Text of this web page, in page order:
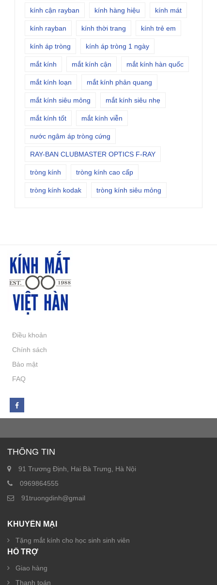
kính cận rayban kính hàng hiệu kính mát
kính rayban kính thời trang kính trẻ em
kính áp tròng kính áp tròng 1 ngày
mắt kính mắt kính cận mắt kính hàn quốc
mắt kính loạn mắt kính phản quang
mắt kính siêu mỏng mắt kính siêu nhẹ
mắt kính tốt mắt kính viễn
nước ngâm áp tròng cứng
RAY-BAN CLUBMASTER OPTICS F-RAY
tròng kính tròng kính cao cấp
tròng kính kodak tròng kính siêu mỏng
Điều khoản
Chính sách
Bảo mật
FAQ
THÔNG TIN
91 Trương Định, Hai Bà Trưng, Hà Nội
0969864555
91truongdinh@gmail
KHUYẾN MẠI
Tặng mắt kính cho học sinh sinh viên
HỖ TRỢ
Giao hàng
Thanh toán